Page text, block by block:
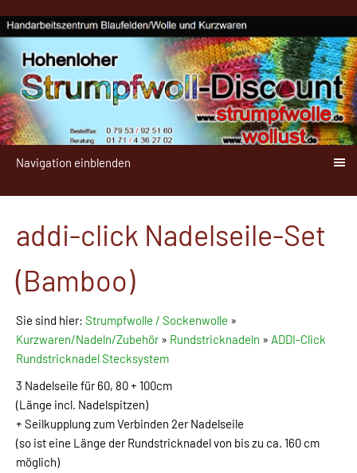
Navigation einblenden
addi-click Nadelseile-Set
(Bamboo)
Sie sind hier: Strumpfwolle / Sockenwolle »
Kurzwaren/Nadeln/Zubehör» Rundstricknadeln » ADDI-Click
Rundstricknadel Stecksystem
3 Nadelseile für 60, 80 + 100cm
(Länge incl. Nadelspitzen)
+ Seilkupplung zum Verbinden 2er Nadelseile
(so ist eine Länge der Rundstricknadel von bis zu ca. 160 cm
möglich)